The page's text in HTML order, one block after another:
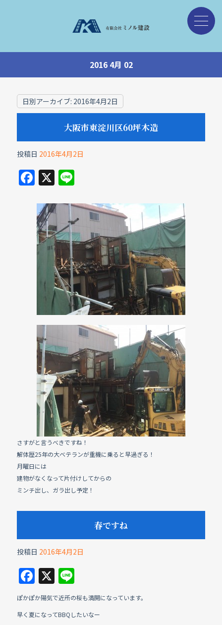
2016 4月 02
日別アーカイブ: 2016年4月2日
大阪市東淀川区60坪木造
投稿日 2016年4月2日
F
c
e
b
o
X Li
e
さすがと言うべきですね！
解体歴25年の大ベテランが重機に乗ると早過ぎる！
月曜日には
建物がなくなって片付けしてからの
ミンチ出し、ガラ出し予定！
春ですね
投稿日 2016年4月2日
F
a
c
X Li
n
e
ぽかぽか陽気で近所の桜も満開になっています。
早く夏になってBBQしたいなー